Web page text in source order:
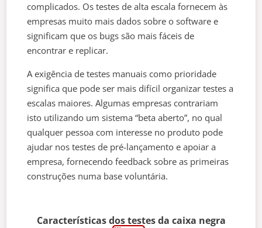
complicados. Os testes de alta escala fornecem às
empresas muito mais dados sobre o software e
significam que os bugs são mais fáceis de
encontrar e replicar.
A exigência de testes manuais como prioridade
significa que pode ser mais difícil organizar testes a
escalas maiores. Algumas empresas contrariam
isto utilizando um sistema “beta aberto”, no qual
qualquer pessoa com interesse no produto pode
ajudar nos testes de pré-lançamento e apoiar a
empresa, fornecendo feedback sobre as primeiras
construções numa base voluntária.
Características dos testes da caixa negra